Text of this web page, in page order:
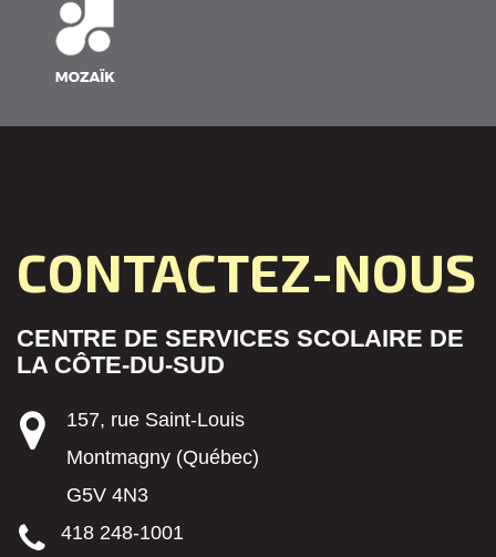
CONTACTEZ-NOUS
CENTRE DE SERVICES SCOLAIRE DE
LA CÔTE-DU-SUD
157, rue Saint-Louis
Montmagny (Québec)
G5V 4N3
418 248-1001